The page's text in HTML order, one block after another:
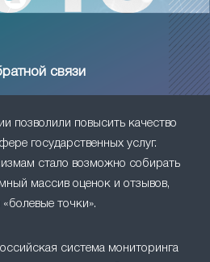
позволили повысить качество
государственных услуг.
стало возможно собирать
массив оценок и отзывов,
точки».
связи
система мониторинга